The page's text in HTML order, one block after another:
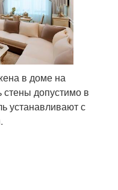
в доме на
стены допустимо в
устанавливают с